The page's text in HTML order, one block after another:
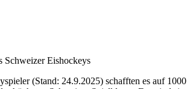
Schweizer Eishockeys
(Stand: 24.9.2025) schafften es auf 1000